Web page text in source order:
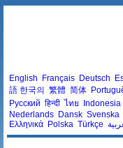
English Français Deutsch
語 한국의 繁體 简体
Русский हिन्दी ไทย Indonesia
Nederlands Dansk Svenska
Ελληνικά Polska Türkçe